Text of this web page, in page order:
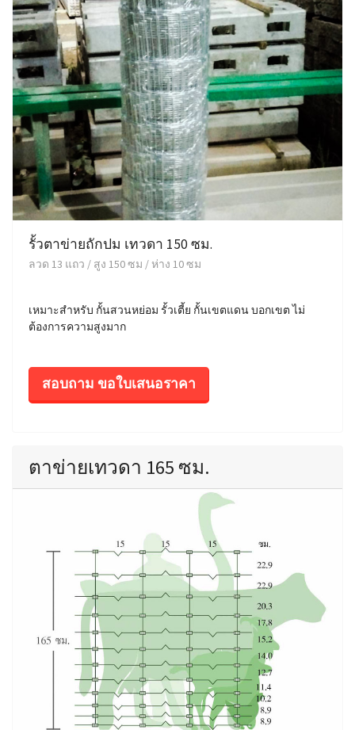
รั้วตาข่ายถักปม เทวดา 150 ซม.
ลวด 13 แถว / สูง 150 ซม / ห่าง 10 ซม
เหมาะสำหรับ กั้นสวนหย่อม รั้วเตี้ย กั้นเขตแดน บอกเขต ไม่
ต้องการความสูงมาก
สอบถาม ขอใบเสนอราคา
ตาข่ายเทวดา 165 ซม.